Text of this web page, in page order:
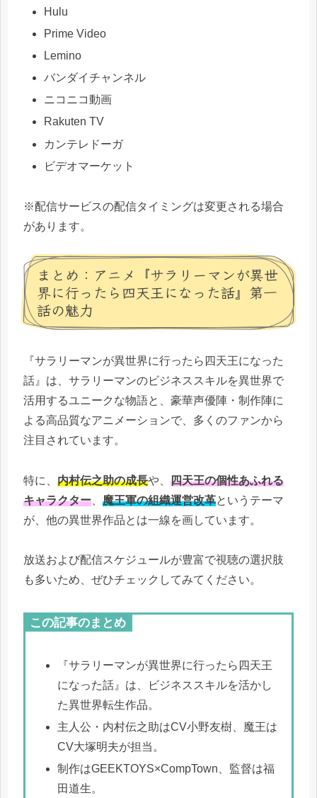
Hulu
Prime Video
Lemino
バンダイチャンネル
ニコニコ動画
Rakuten TV
カンテレドーガ
ビデオマーケット
※配信サービスの配信タイミングは変更される場合
があります。
まとめ：アニメ『サラリーマンが異世
界に行ったら四天王になった話』第一
話の魅力
『サラリーマンが異世界に行ったら四天王になった
話』は、サラリーマンのビジネススキルを異世界で
活用するユニークな物語と、豪華声優陣・制作陣に
よる高品質なアニメーションで、多くのファンから
注目されています。
特に、 内村伝之助の成長や、 四天王の個性あふれる
キャラクター
魔王軍の組織運営改革というテーマ
が、他の異世界作品とは一線を画しています。
放送および配信スケジュールが豊富で視聴の選択肢
も多いため、ぜひチェックしてみてください。
この記事のまとめ
『サラリーマンが異世界に行ったら四天王
になった話』は、ビジネススキルを活かし
た異世界転生作品。
主人公・内村伝之助はCV小野友樹、魔王は
CV大塚明夫が担当。
制作はGEEKTOYS×CompTown、監督は福
田道生。